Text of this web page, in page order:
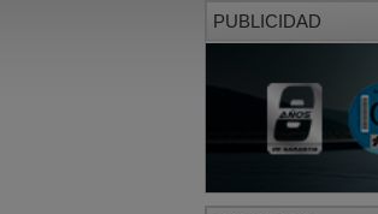
PUBLICIDAD